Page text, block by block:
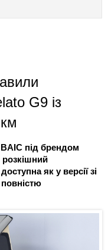
G9 із
під брендом
як у версії зі